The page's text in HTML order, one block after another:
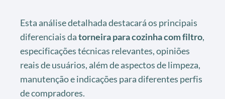
Esta análise detalhada destacará os principais
diferenciais datorneira para cozinha com filtro,
especificações técnicas relevantes, opiniões
reais de usuários, além de aspectos de limpeza,
manutenção e indicações para diferentes perfis
de compradores.